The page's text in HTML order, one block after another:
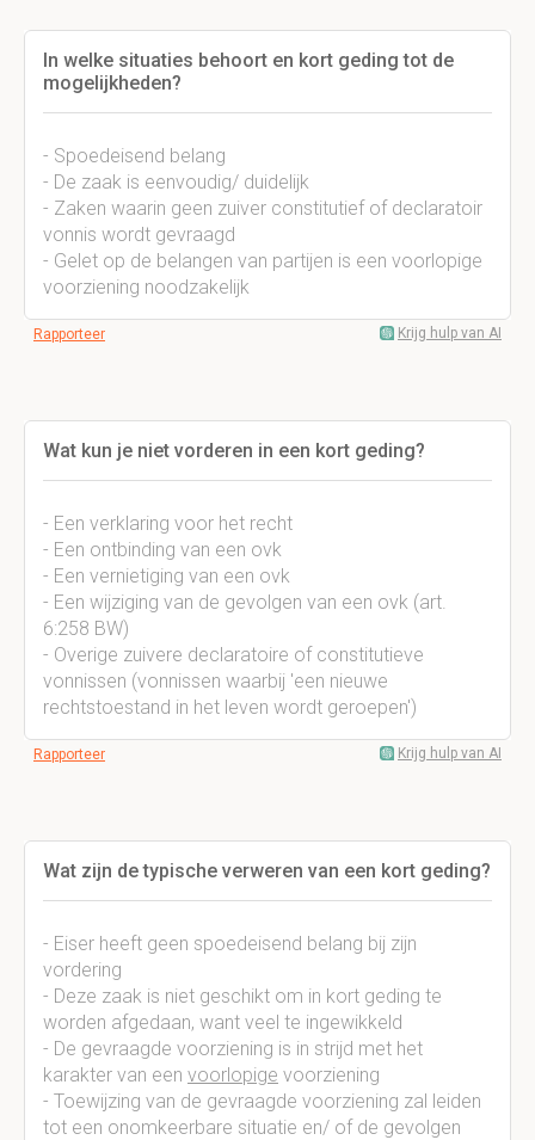
In welke situaties behoort en kort geding tot de
mogelijkheden?
- Spoedeisend belang
- De zaak is eenvoudig/ duidelijk
- Zaken waarin geen zuiver constitutief of declaratoir
vonnis wordt gevraagd
- Gelet op de belangen van partijen is een voorlopige
voorziening noodzakelijk
Rapporteer Krijg hulp van AI
Wat kun je niet vorderen in een kort geding?
- Een verklaring voor het recht
- Een ontbinding van een ovk
- Een vernietiging van een ovk
- Een wijziging van de gevolgen van een ovk (art.
6:258 BW)
- Overige zuivere declaratoire of constitutieve
vonnissen (vonnissen waarbij 'een nieuwe
rechtstoestand in het leven wordt geroepen')
Rapporteer Krijg hulp van AI
Wat zijn de typische verweren van een kort geding?
- Eiser heeft geen spoedeisend belang bij zijn
vordering
- Deze zaak is niet geschikt om in kort geding te
worden afgedaan, want veel te ingewikkeld
- De gevraagde voorziening is in strijd met het
karakter van een voorlopige voorziening
- Toewijzing van de gevraagde voorziening zal leiden
tot een onomkeerbare situatie en/ of de gevolgen